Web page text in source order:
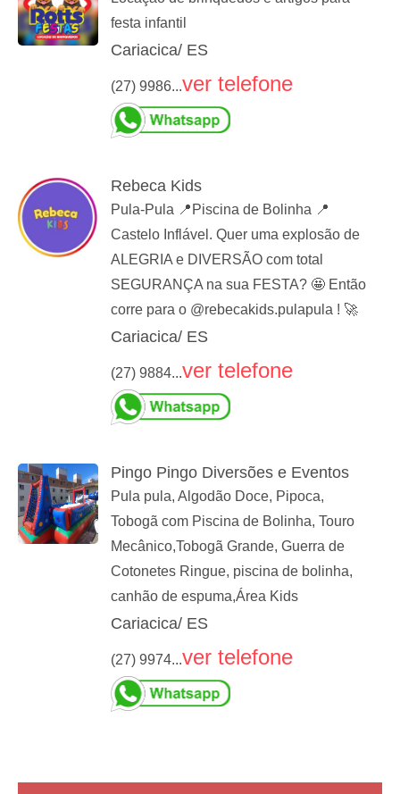
festa infantil
Cariacica/ ES
(27) 9986...ver telefone
Rebeca Kids
Pula-Pula 📍Piscina de Bolinha 📍
Castelo Inflável. Quer uma explosão de
ALEGRIA e DIVERSÃO com total
SEGURANÇA na sua FESTA? 🤩 Então
corre para o @rebecakids.pulapula ! 🚀
Cariacica/ ES
(27) 9884...ver telefone
Pingo Pingo Diversões e Eventos
Pula pula, Algodão Doce, Pipoca,
Tobogã com Piscina de Bolinha, Touro
Mecânico,Tobogã Grande, Guerra de
Cotonetes Ringue, piscina de bolinha,
canhão de espuma,Área Kids
Cariacica/ ES
(27) 9974...ver telefone